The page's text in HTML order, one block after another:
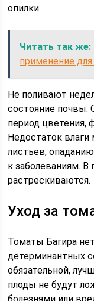
опилки.
Читать так же:
применение
Не поливают
состояние почвы.
период цветения,
Недостаток
листьев,
к заболеваниям. В
растрескиваются.
Уход за
Томаты Багира
детерминантных
обязательной,
плоды не будут